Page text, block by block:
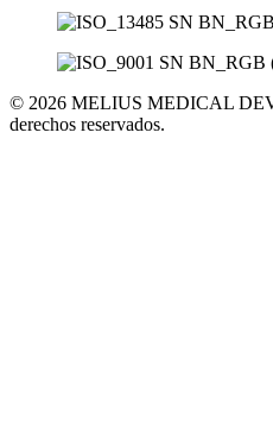
© 2026 MELIUS MEDICAL
derechos reservados.